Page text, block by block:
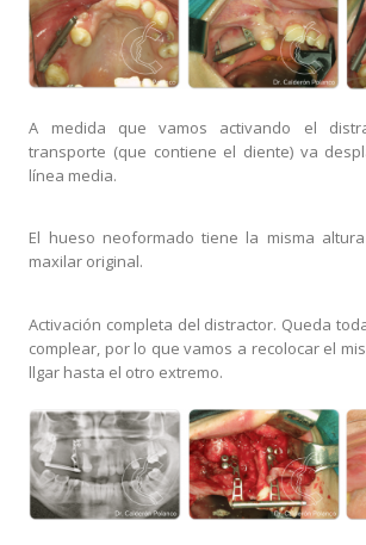
A medida que vamos activando el
transporte (que contiene el diente) va
línea media.
El hueso neoformado tiene la misma
maxilar original.
Activación completa del distractor. Queda
complear, por lo que vamos a recolocar el
llgar hasta el otro extremo.